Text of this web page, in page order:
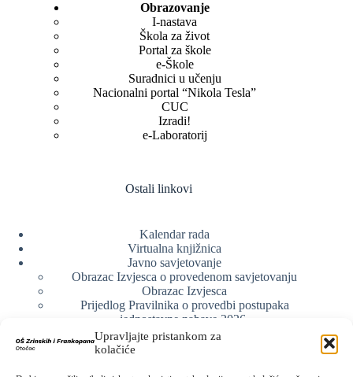
Upravljajte pristankom za
kolačiće
Obrazovanje
I-nastava
Škola za život
Portal za škole
e-Škole
Suradnici u učenju
Nacionalni portal “Nikola Tesla”
CUC
Izradi!
e-Laboratorij
Ostali linkovi
Kalendar rada
Virtualna knjižnica
Javno savjetovanje
Obrazac Izvjesca o provedenom savjetovanju
Obrazac Izvjesca
Prijedlog Pravilnika o provedbi postupaka
jednostavne nabave 2026.
Obrazlozenje uz prijedlog Pravilnika o provedbi
postupka jednostavne nabave